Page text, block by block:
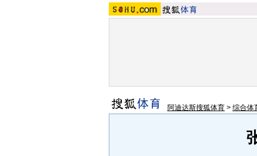
阿迪达斯搜狐体育 > 综合体